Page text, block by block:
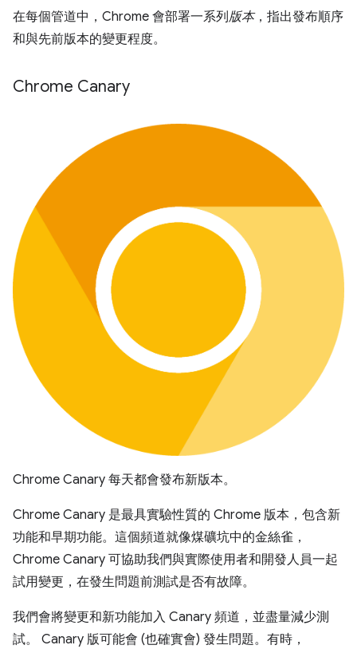
在每個管道中，Chrome 會部署一系列版本，指出發布順序
和與先前版本的變更程度。
Chrome Canary
Chrome Canary 每天都會發布新版本。
Chrome Canary 是最具實驗性質的 Chrome 版本，包含新
功能和早期功能。這個頻道就像煤礦坑中的金絲雀，
Chrome Canary 可協助我們與實際使用者和開發人員一起
試用變更，在發生問題前測試是否有故障。
我們會將變更和新功能加入 Canary 頻道，並盡量減少測
試。 Canary 版可能會 (也確實會) 發生問題。有時，